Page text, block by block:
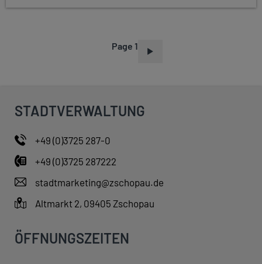
Page 1
STADTVERWALTUNG
+49 (0)3725 287-0
+49 (0)3725 287222
stadtmarketing@zschopau.de
Altmarkt 2, 09405 Zschopau
ÖFFNUNGSZEITEN